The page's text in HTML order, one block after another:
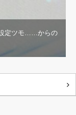
設定ツモ……からの